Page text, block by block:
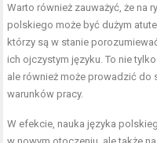
Warto również zauważyć, że na
polskiego może być dużym
którzy są w stanie
ich ojczystym języku. To nie
ale również może prowadzić do
warunków pracy.
W efekcie, nauka języka